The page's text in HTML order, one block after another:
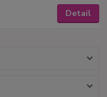
Detail